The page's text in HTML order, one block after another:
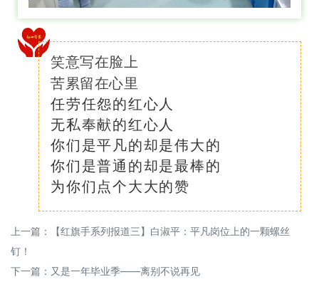
笑意写在脸上
苦累留在心里
任劳任怨的红心人
无私奉献的红心人
你们是平凡的却是伟大的
你们是普通的却是最棒的
为你们点个大大的赞
上一篇：
【红旗手系列报道三】白淑平：平凡岗位上的一颗螺丝
钉！
下一篇： 又是一年毕业季——离别不说再见